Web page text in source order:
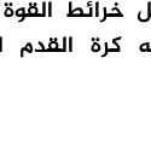
خرائط
كرة القدم